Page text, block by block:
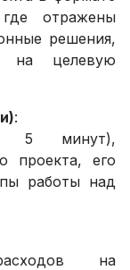
отражены
решения,
на целевую
:
5 минут),
проекта, его
работы над
на